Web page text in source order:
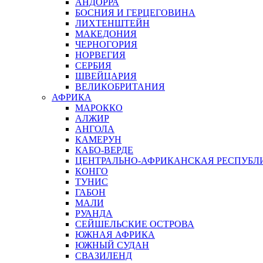
АНДОРРА
БОСНИЯ И ГЕРЦЕГОВИНА
ЛИХТЕНШТЕЙН
МАКЕДОНИЯ
ЧЕРНОГОРИЯ
НОРВЕГИЯ
СЕРБИЯ
ШВЕЙЦАРИЯ
ВЕЛИКОБРИТАНИЯ
АФРИКА
МАРОККО
АЛЖИР
АНГОЛА
КАМЕРУН
КАБО-ВЕРДЕ
ЦЕНТРАЛЬНО-АФРИКАНСКАЯ
КОНГО
ТУНИС
ГАБОН
МАЛИ
РУАНДА
СЕЙШЕЛЬСКИЕ ОСТРОВА
ЮЖНАЯ АФРИКА
ЮЖНЫЙ СУДАН
СВАЗИЛЕНД